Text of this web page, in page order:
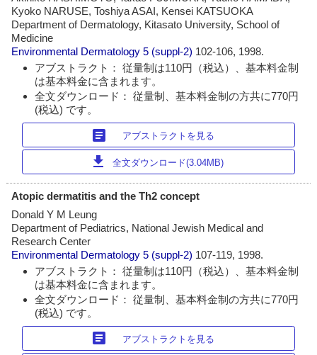
Kyoko NARUSE, Toshiya ASAI, Kensei KATSUOKA
Department of Dermatology, Kitasato University, School of
Medicine
Environmental Dermatology 5 (suppl-2) 102-106, 1998.
アブストラクト： 従量制は110円（税込）、基本料金制
は基本料金に含まれます。
全文ダウンロード： 従量制、基本料金制の方共に770円
(税込) です。
article アブストラクトを見る
download 全文ダウンロード(3.04MB)
Atopic dermatitis and the Th2 concept
Donald Y M Leung
Department of Pediatrics, National Jewish Medical and
Research Center
Environmental Dermatology 5 (suppl-2) 107-119, 1998.
アブストラクト： 従量制は110円（税込）、基本料金制
は基本料金に含まれます。
全文ダウンロード： 従量制、基本料金制の方共に770円
(税込) です。
article アブストラクトを見る